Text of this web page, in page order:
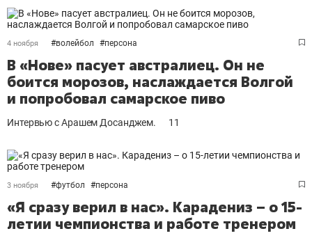
4 ноября #волейбол #персона
В «Нове» пасует австралиец. Он не
боится морозов, наслаждается Волгой
и попробовал самарское пиво
Интервью с Арашем Досанджем. 11
3 ноября #футбол #персона
«Я сразу верил в нас». Карадениз – о 15-
летии чемпионства и работе тренером